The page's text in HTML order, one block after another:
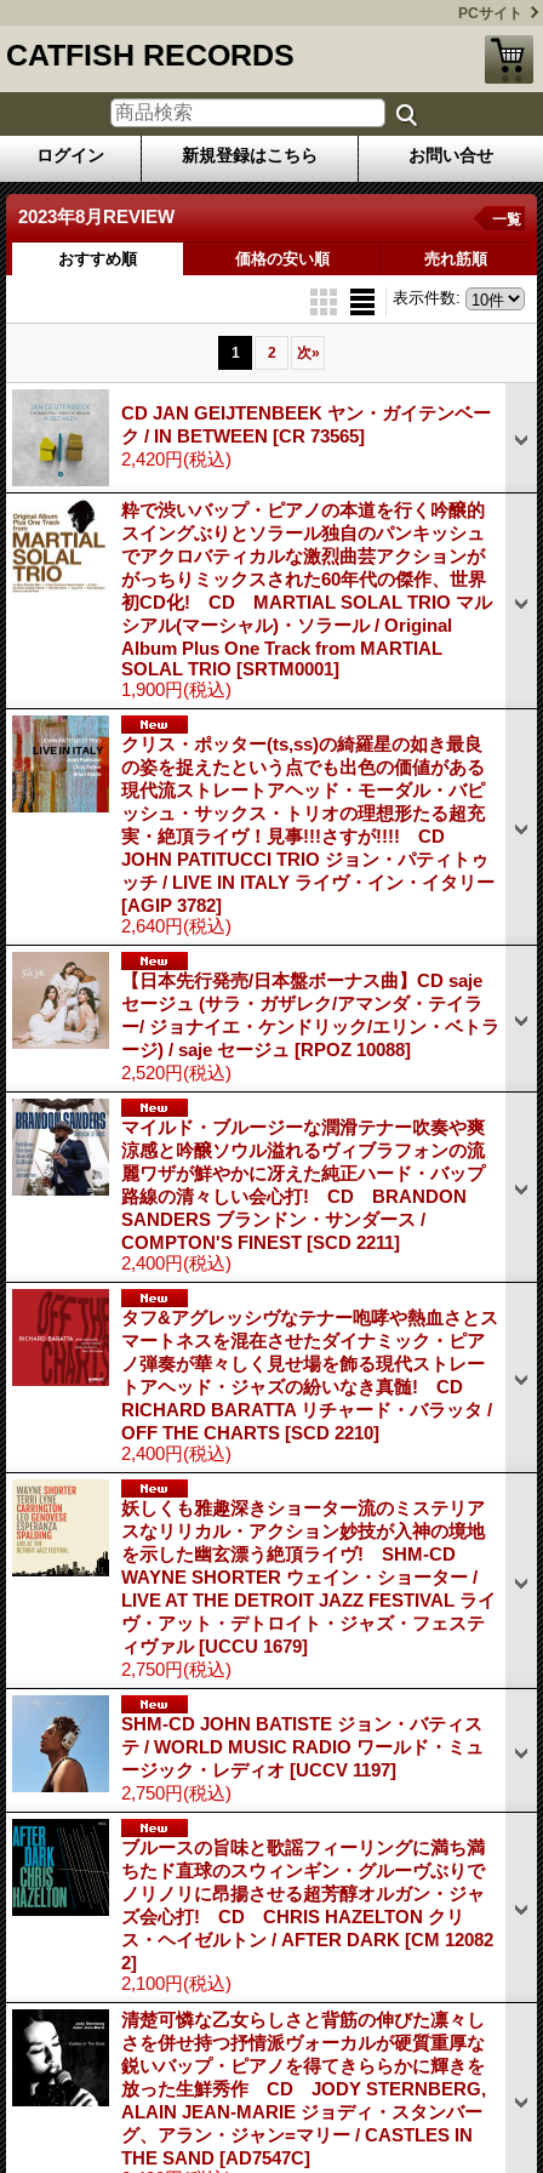
PCサイト
CATFISH RECORDS
ログイン 新規登録はこちら お問い合せ
2023年8月REVIEW 一覧
おすすめ順 価格の安い順 売れ筋順
表示件数:
1 2 次»
CD JAN GEIJTENBEEK ヤン・ガイテンベー
ク / IN BETWEEN [CR 73565]
2,420円(税込)
粋で渋いバップ・ピアノの本道を行く吟醸的
スイングぶりとソラール独自のパンキッシュ
でアクロバティカルな激烈曲芸アクションが
がっちりミックスされた60年代の傑作、世界
初CD化! CD MARTIAL SOLAL TRIO マル
シアル(マーシャル)・ソラール / Original
Album Plus One Track from MARTIAL
SOLAL TRIO [SRTM0001]
1,900円(税込)
クリス・ポッター(ts,ss)の綺羅星の如き最良
の姿を捉えたという点でも出色の価値がある
現代流ストレートアヘッド・モーダル・バピ
ッシュ・サックス・トリオの理想形たる超充
実・絶頂ライヴ！見事!!!さすが!!!! CD
JOHN PATITUCCI TRIO ジョン・パティトゥ
ッチ / LIVE IN ITALY ライヴ・イン・イタリー
[AGIP 3782]
2,640円(税込)
【日本先行発売/日本盤ボーナス曲】CD saje
セージュ (サラ・ガザレク/アマンダ・テイラ
ー/ ジョナイエ・ケンドリック/エリン・ベトラ
ージ) / saje セージュ [RPOZ 10088]
2,520円(税込)
マイルド・ブルージーな潤滑テナー吹奏や爽
涼感と吟醸ソウル溢れるヴィブラフォンの流
麗ワザが鮮やかに冴えた純正ハード・バップ
路線の清々しい会心打! CD BRANDON
SANDERS ブランドン・サンダース /
COMPTON'S FINEST [SCD 2211]
2,400円(税込)
タフ&アグレッシヴなテナー咆哮や熱血さとス
マートネスを混在させたダイナミック・ピア
ノ弾奏が華々しく見せ場を飾る現代ストレー
トアヘッド・ジャズの紛いなき真髄! CD
RICHARD BARATTA リチャード・バラッタ /
OFF THE CHARTS [SCD 2210]
2,400円(税込)
妖しくも雅趣深きショーター流のミステリア
スなリリカル・アクション妙技が入神の境地
を示した幽玄漂う絶頂ライヴ! SHM-CD
WAYNE SHORTER ウェイン・ショーター /
LIVE AT THE DETROIT JAZZ FESTIVAL ライ
ヴ・アット・デトロイト・ジャズ・フェステ
ィヴァル[UCCU 1679]
2,750円(税込)
SHM-CD JOHN BATISTE ジョン・バティス
テ / WORLD MUSIC RADIO ワールド・ミュ
ージック・レディオ [UCCV 1197]
2,750円(税込)
ブルースの旨味と歌謡フィーリングに満ち満
ちたド直球のスウィンギン・グルーヴぶりで
ノリノリに昂揚させる超芳醇オルガン・ジャ
ズ会心打! CD CHRIS HAZELTON クリ
ス・ヘイゼルトン / AFTER DARK [CM 12082
2]
2,100円(税込)
清楚可憐な乙女らしさと背筋の伸びた凛々し
さを併せ持つ抒情派ヴォーカルが硬質重厚な
鋭いバップ・ピアノを得てきららかに輝きを
放った生鮮秀作 CD JODY STERNBERG,
ALAIN JEAN-MARIE ジョディ・スタンバー
グ、アラン・ジャン=マリー / CASTLES IN
THE SAND [AD7547C]